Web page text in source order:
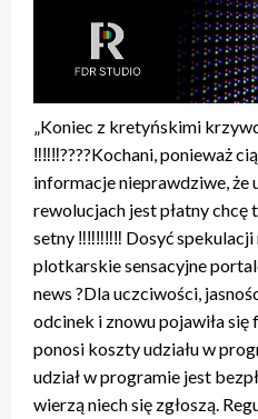
„Koniec z kretyńskimi
‼‼‼????Kochani, ponieważ
informacje nieprawdziwe, że
rewolucjach jest płatny
setny ‼‼‼‼‼ Dosyć
plotkarskie sensacyjne
news ?Dla uczciwości,
odcinek i znowu pojawiła
ponosi koszty udziału w
udział w programie jest
wierzą niech się zgłoszą.